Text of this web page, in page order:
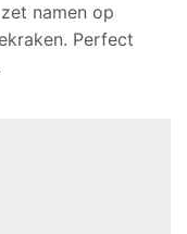
namen op
Perfect